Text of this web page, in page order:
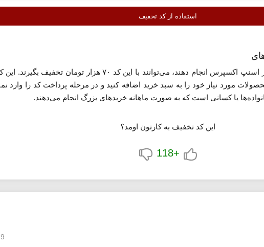
استفاده از کد تخفیف
کاربرانی که قصد دارند خریدهای بالای ۲۵۰ هزار تومان از اسنپ اکسپرس انجام
مورد نیاز خود را به سبد خرید اضافه کنید و در مرحله پرداخت کد را وارد
یا کسانی است که به صورت ماهانه خریدهای بزرگ انجام می‌دهند.
این کد تخفیف به کارتون اومد؟
+118